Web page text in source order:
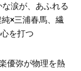
な涙が、あふれる
×三浦春馬、繊
を打つ
優弥が物理を熱